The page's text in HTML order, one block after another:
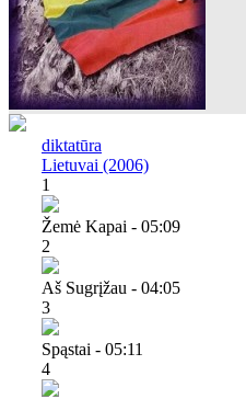
diktatūra
Lietuvai (2006)
1
Žemė Kapai - 05:09
2
Aš Sugrįžau - 04:05
3
Spąstai - 05:11
4